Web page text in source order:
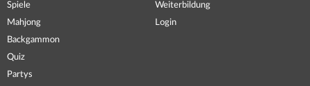
Spiele
Mahjong
Backgammon
Quiz
Partys
Weiterbildung
Login